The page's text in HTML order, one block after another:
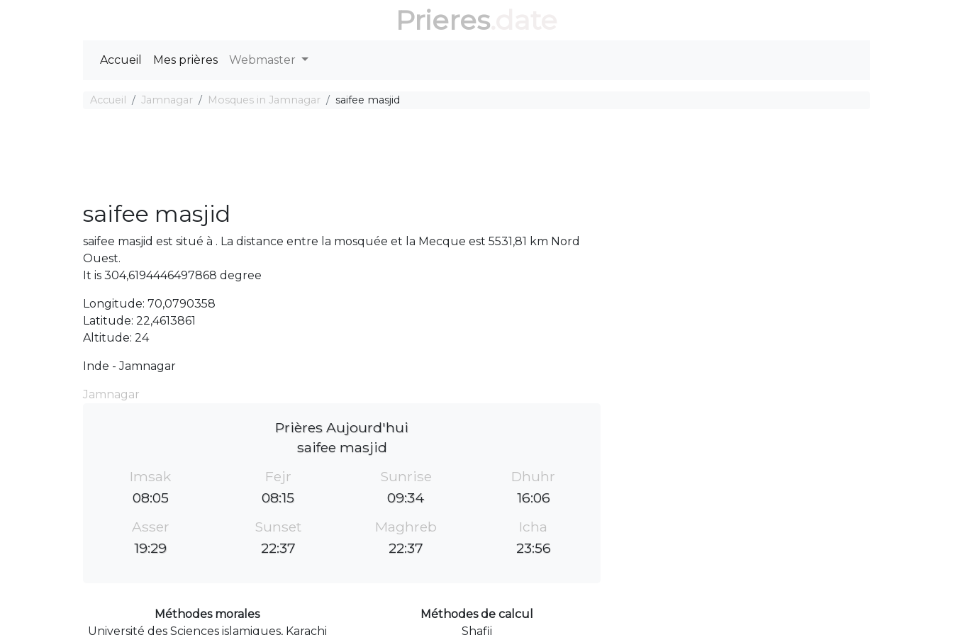
Prieres
Accueil Mes prières Webmaster
Accueil Jamnagar Mosques in Jamnagar saifee masjid
saifee masjid
saifee masjid est situé à . La distance entre la mosquée et la Mecque est 5531,81 km Nord
Ouest.
It is 304,6194446497868 degree
Longitude: 70,0790358
Latitude: 22,4613861
Altitude: 24
Inde - Jamnagar
Jamnagar
Prières Aujourd'hui
saifee masjid
Imsak
08:05
Fejr
08:15
Sunrise
09:34
Dhuhr
16:06
Asser
19:29
Sunset
22:37
Maghreb
22:37
Icha
23:56
Méthodes morales
Université des Sciences islamiques, Karachi
Méthodes de calcul
Shafii